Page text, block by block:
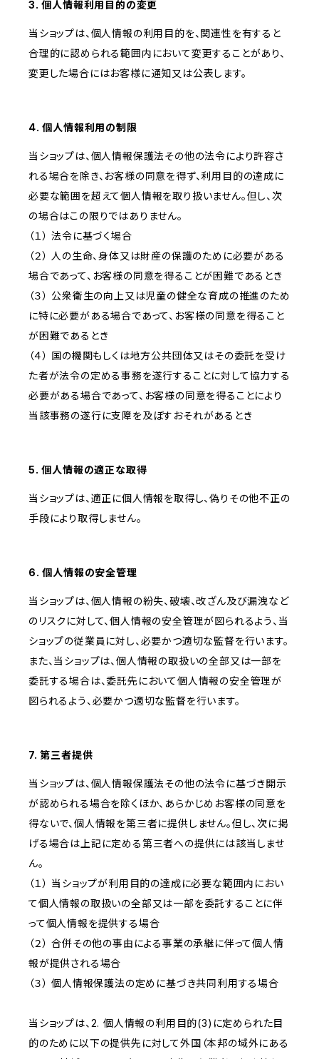
3. 個人情報利用目的の変更
当ショップは、個人情報の利用目的を、関連性を有すると
合理的に認められる範囲内において変更することがあり、
変更した場合にはお客様に通知又は公表します。
4. 個人情報利用の制限
当ショップは、個人情報保護法その他の法令により許容さ
れる場合を除き、お客様の同意を得ず、利用目的の達成に
必要な範囲を超えて個人情報を取り扱いません。但し、次
の場合はこの限りではありません。
（１） 法令に基づく場合
（２） 人の生命、身体又は財産の保護のために必要がある
場合であって、お客様の同意を得ることが困難であるとき
（３） 公衆衛生の向上又は児童の健全な育成の推進のため
に特に必要がある場合であって、お客様の同意を得ること
が困難であるとき
（４） 国の機関もしくは地方公共団体又はその委託を受け
た者が法令の定める事務を遂行することに対して協力する
必要がある場合であって、お客様の同意を得ることにより
当該事務の遂行に支障を及ぼすおそれがあるとき
5. 個人情報の適正な取得
当ショップは、適正に個人情報を取得し、偽りその他不正の
手段により取得しません。
6. 個人情報の安全管理
当ショップは、個人情報の紛失、破壊、改ざん及び漏洩など
のリスクに対して、個人情報の安全管理が図られるよう、当
ショップの従業員に対し、必要かつ適切な監督を行います。
また、当ショップは、個人情報の取扱いの全部又は一部を
委託する場合は、委託先において個人情報の安全管理が
図られるよう、必要かつ適切な監督を行います。
7. 第三者提供
当ショップは、個人情報保護法その他の法令に基づき開示
が認められる場合を除くほか、あらかじめお客様の同意を
得ないで、個人情報を第三者に提供しません。但し、次に掲
げる場合は上記に定める第三者への提供には該当しませ
ん。
（１） 当ショップが利用目的の達成に必要な範囲内におい
て個人情報の取扱いの全部又は一部を委託することに伴
って個人情報を提供する場合
（２） 合併その他の事由による事業の承継に伴って個人情
報が提供される場合
（３） 個人情報保護法の定めに基づき共同利用する場合
当ショップは、2. 個人情報の利用目的(3)に定められた目
的のために以下の提供先に対して外国（本邦の域外にある